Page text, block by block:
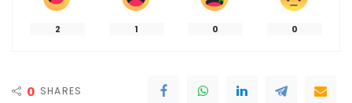
2 1 0 0
0 SHARES